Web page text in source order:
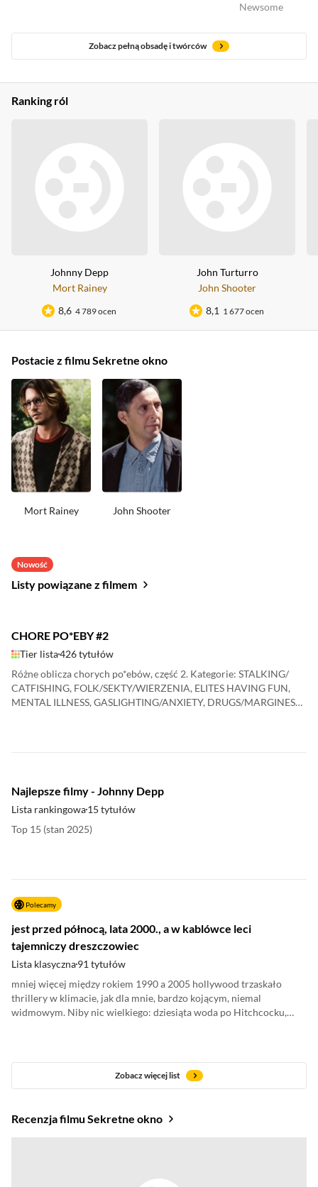
Newsome
Zobacz pełną obsadę i twórców
Ranking ról
Johnny Depp
Mort Rainey
8,6 4 789 ocen
John Turturro
John Shooter
8,1 1 677 ocen
Postacie z filmu Sekretne okno
Mort Rainey John Shooter
Nowość
Listy powiązane z filmem
CHORE PO*EBY #2
Tier lista426 tytułów
Różne oblicza chorych po*ebów, część 2. Kategorie: STALKING/
CATFISHING, FOLK/SEKTY/WIERZENIA, ELITES HAVING FUN,
MENTAL ILLNESS, GASLIGHTING/ANXIETY, DRUGS/MARGINES
brakuje albo uważasz, że powinno znaleźć się w innej z kategorii -
nie wahaj się napisać w komentarzu.
Najlepsze filmy - Johnny Depp
Lista rankingowa15 tytułów
Top 15 (stan 2025)
Polecamy
jest przed północą, lata 2000., a w kablówce leci
tajemniczy dreszczowiec
Lista klasyczna91 tytułów
mniej więcej między rokiem 1990 a 2005 hollywood trzaskało
thrillery w klimacie, jak dla mnie, bardzo kojącym, niemal
widmowym. Niby nic wielkiego: dziesiąta woda po Hitchcocku,
netflixa - wszystko kręcone jest na taśmie 35mm, liście suną po
chodnikach, zaś w tle złowieszczo plumka pianino przygaszone jak
Mothman Prophecies, nawet coś nawiedzonego wyskoczy zza
Zobacz więcej list
Recenzja filmu Sekretne okno